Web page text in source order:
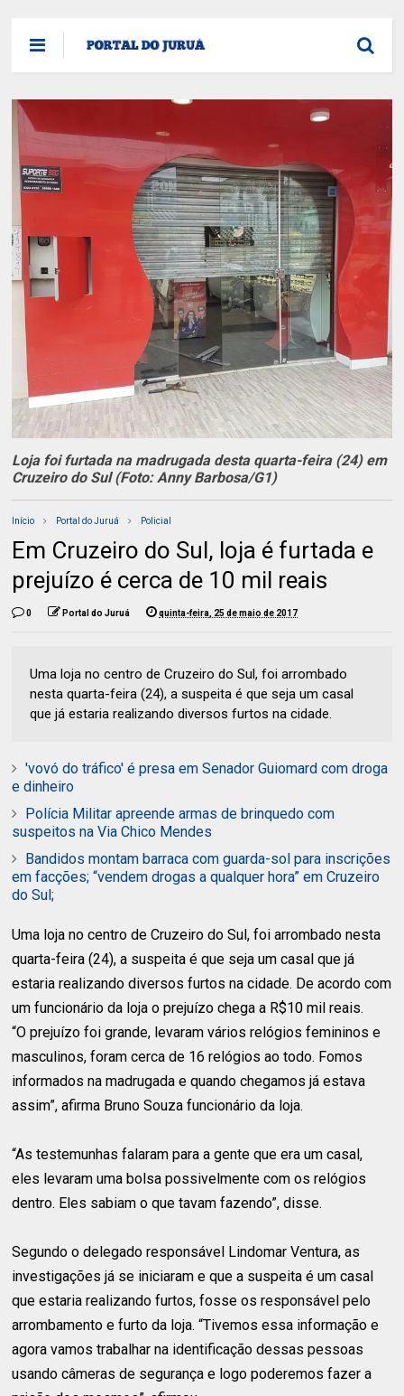
Loja foi furtada na madrugada desta quarta-feira (24) em
Cruzeiro do Sul (Foto: Anny Barbosa/G1)
Início Portal do Juruá Policial
Em Cruzeiro do Sul, loja é furtada e
prejuízo é cerca de 10 mil reais
0 Portal do Juruá quinta-feira, 25 de maio de 2017
Uma loja no centro de Cruzeiro do Sul, foi arrombado
nesta quarta-feira (24), a suspeita é que seja um casal
que já estaria realizando diversos furtos na cidade.
'vovó do tráfico' é presa em Senador Guiomard com droga
e dinheiro
Polícia Militar apreende armas de brinquedo com
suspeitos na Via Chico Mendes
Bandidos montam barraca com guarda-sol para inscrições
em facções; “vendem drogas a qualquer hora” em Cruzeiro
do Sul;
Uma loja no centro de Cruzeiro do Sul, foi arrombado nesta
quarta-feira (24), a suspeita é que seja um casal que já
estaria realizando diversos furtos na cidade. De acordo com
um funcionário da loja o prejuízo chega a R$10 mil reais.
“O prejuízo foi grande, levaram vários relógios femininos e
masculinos, foram cerca de 16 relógios ao todo. Fomos
informados na madrugada e quando chegamos já estava
assim”, afirma Bruno Souza funcionário da loja.
“As testemunhas falaram para a gente que era um casal,
eles levaram uma bolsa possivelmente com os relógios
dentro. Eles sabiam o que tavam fazendo”, disse.
Segundo o delegado responsável Lindomar Ventura, as
investigações já se iniciaram e que a suspeita é um casal
que estaria realizando furtos, fosse os responsável pelo
arrombamento e furto da loja. “Tivemos essa informação e
agora vamos trabalhar na identificação dessas pessoas
usando câmeras de segurança e logo poderemos fazer a